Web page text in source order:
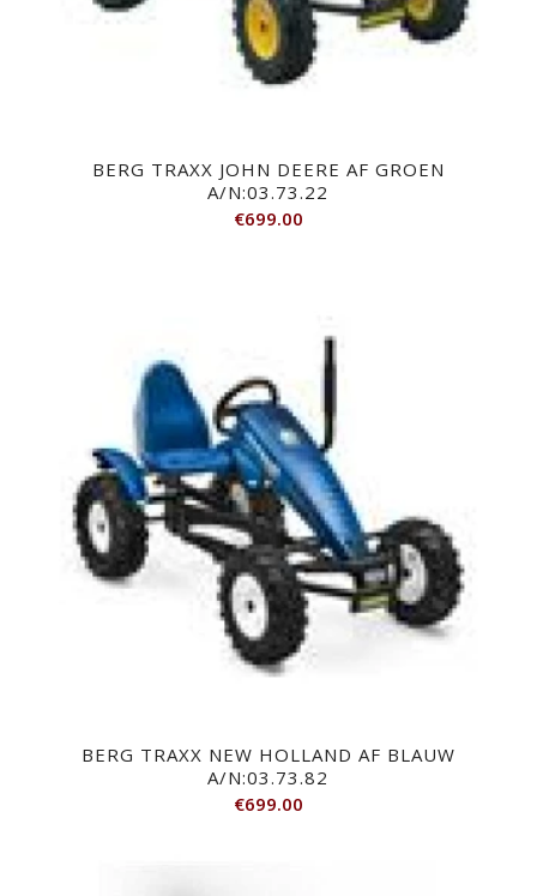
BERG TRAXX JOHN DEERE AF GROEN
A/N:03.73.22
€699.00
BERG TRAXX NEW HOLLAND AF BLAUW
A/N:03.73.82
€699.00